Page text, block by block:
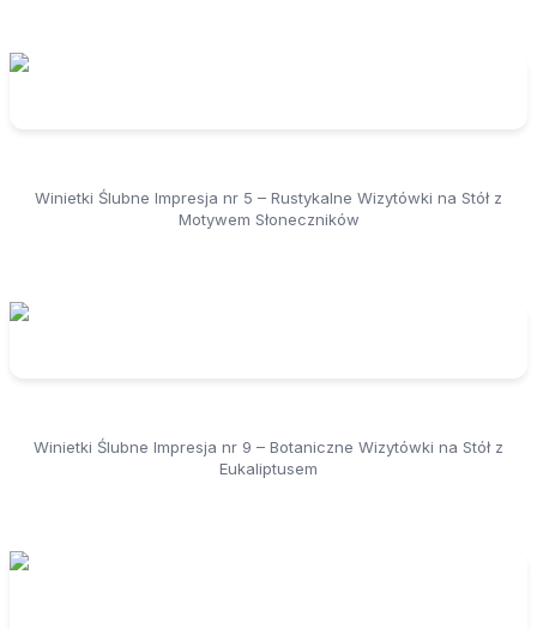
Winietki Ślubne Impresja nr 5 – Rustykalne Wizytówki na Stół z
Motywem Słoneczników
Winietki Ślubne Impresja nr 9 – Botaniczne Wizytówki na Stół z
Eukaliptusem